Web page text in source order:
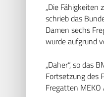
„Die Fähigkeiten
schrieb das
Damen sechs
wurde aufgrund
„Daher“, so das
Fortsetzung des
Fregatten